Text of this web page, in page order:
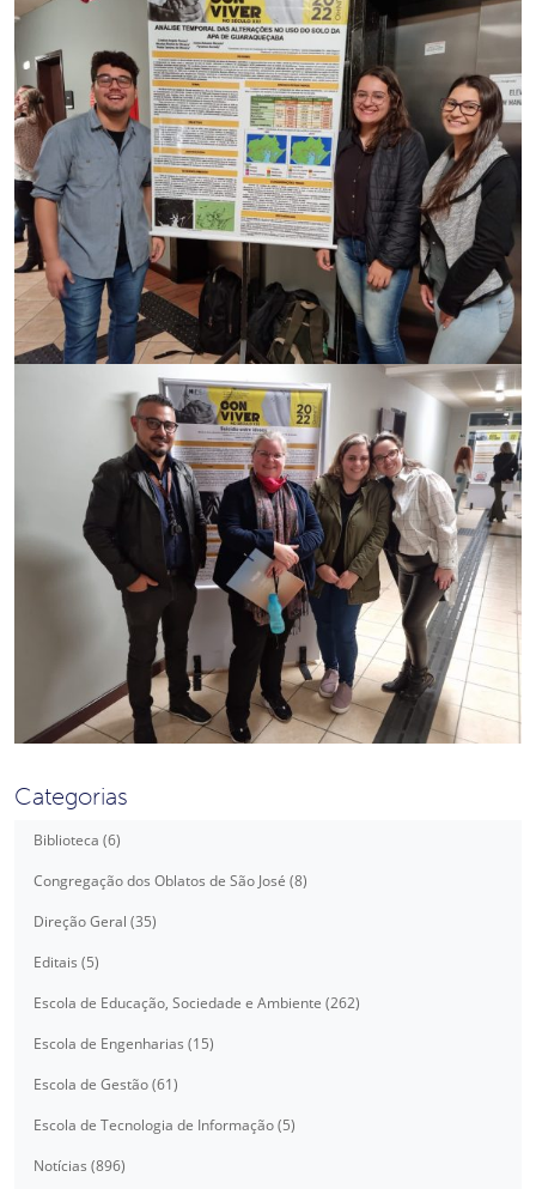
Categorias
Biblioteca (6)
Congregação dos Oblatos de São José (8)
Direção Geral (35)
Editais (5)
Escola de Educação, Sociedade e Ambiente (262)
Escola de Engenharias (15)
Escola de Gestão (61)
Escola de Tecnologia de Informação (5)
Notícias (896)